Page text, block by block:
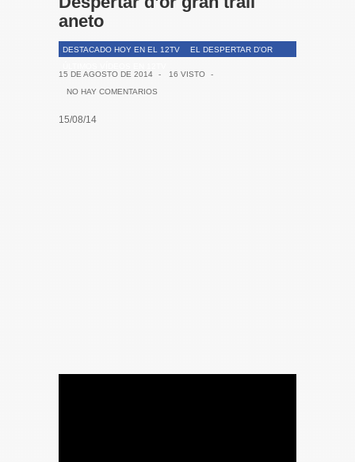
aneto
DESTACADO HOY EN EL 12TV
EL DESPERTAR D'OR
15 DE AGOSTO DE 2014
- 16 VISTO
-
NO HAY COMENTARIOS
15/08/14